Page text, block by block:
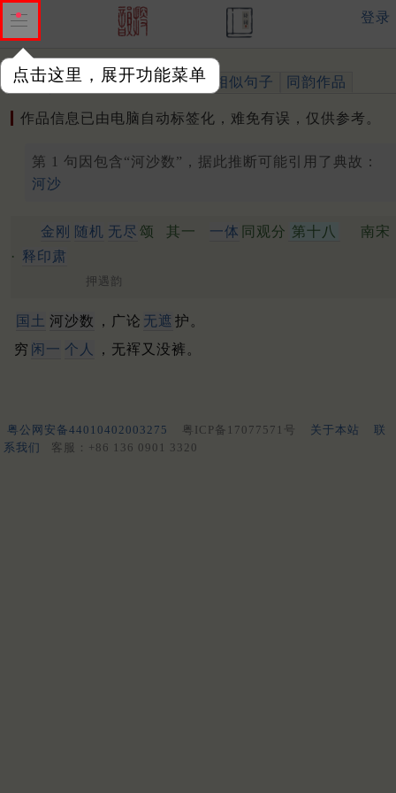
点击这里，展开功能菜单
登录
作品 标注四声 出处、引用 相似句子 同韵作品
作品信息已由电脑自动标签化，难免有误，仅供参考。
第 1 句因包含“河沙数”，据此推断可能引用了典故：
河沙
金刚 随机 无尽 颂 其一 一体 同观分 第十八
南宋
·
释印肃
押遇韵
国土 河沙数 ，广论 无遮 护。
穷 闲一 个人 ，无裈又没裤。
粤公网安备44010402003275 粤ICP备17077571号 关于本站
联
系我们
客服：+86 136 0901 3320